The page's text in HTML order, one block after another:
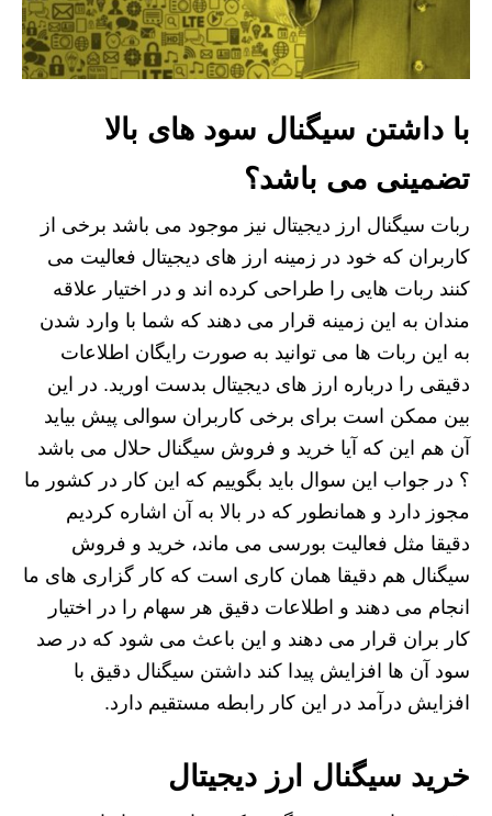
با داشتن سیگنال سود های بالا
تضمینی می باشد؟
ربات سیگنال ارز دیجیتال نیز موجود می باشد برخی از
کاربران که خود در زمینه ارز های دیجیتال فعالیت می
کنند ربات هایی را طراحی کرده اند و در اختیار علاقه
مندان به این زمینه قرار می دهند که شما با وارد شدن
به این ربات ها می توانید به صورت رایگان اطلاعات
دقیقی را درباره ارز های دیجیتال بدست اورید. در این
بین ممکن است برای برخی کاربران سوالی پیش بیاید
آن هم این که آیا خرید و فروش سیگنال حلال می باشد
؟ در جواب این سوال باید بگوییم که این کار در کشور ما
مجوز دارد و همانطور که در بالا به آن اشاره کردیم
دقیقا مثل فعالیت بورسی می ماند، خرید و فروش
سیگنال هم دقیقا همان کاری است که کار گزاری های ما
انجام می دهند و اطلاعات دقیق هر سهام را در اختیار
کار بران قرار می دهند و این باعث می شود که در صد
سود آن ها افزایش پیدا کند داشتن سیگنال دقیق با
افزایش درآمد در این کار رابطه مستقیم دارد.
خرید سیگنال ارز دیجیتال